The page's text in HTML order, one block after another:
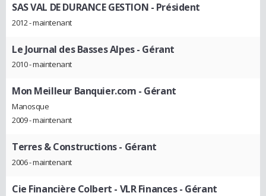
SAS VAL DE DURANCE GESTION - Président
2012 - maintenant
Le Journal des Basses Alpes- Gérant
2010 - maintenant
Mon Meilleur Banquier.com - Gérant
Manosque
2009 - maintenant
Terres & Constructions- Gérant
2006 - maintenant
Cie Financière Colbert - VLR Finances- Gérant